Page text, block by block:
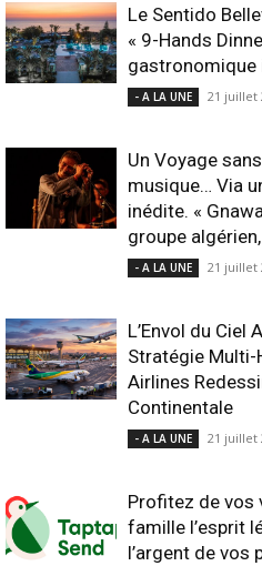
Le Sentido
« 9-Hands
gastronomique
- A LA UNE 21 juillet
Un Voyage
musique… Via
inédite. «
groupe
- A LA UNE 21 juillet
L’Envol du Ciel
Stratégie Multi-
Airlines
Continentale
- A LA UNE 21 juillet
Profitez de vos
famille l’esprit
l’argent de vos